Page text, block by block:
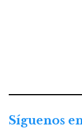
Síguenos